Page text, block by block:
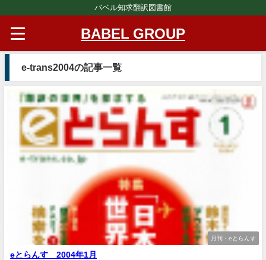
バベル知求翻訳図書館
BABEL GROUP
e-trans2004の記事一覧
月刊・eとらんす
eとらんす 2004年1月